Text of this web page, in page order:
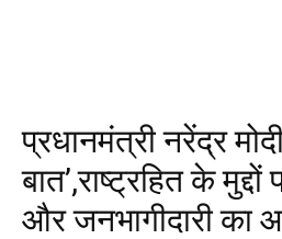
प्रधानमंत्री नरेंद्र
बात’,राष्ट्रहित के मुद्दों
और जनभागीदारी का